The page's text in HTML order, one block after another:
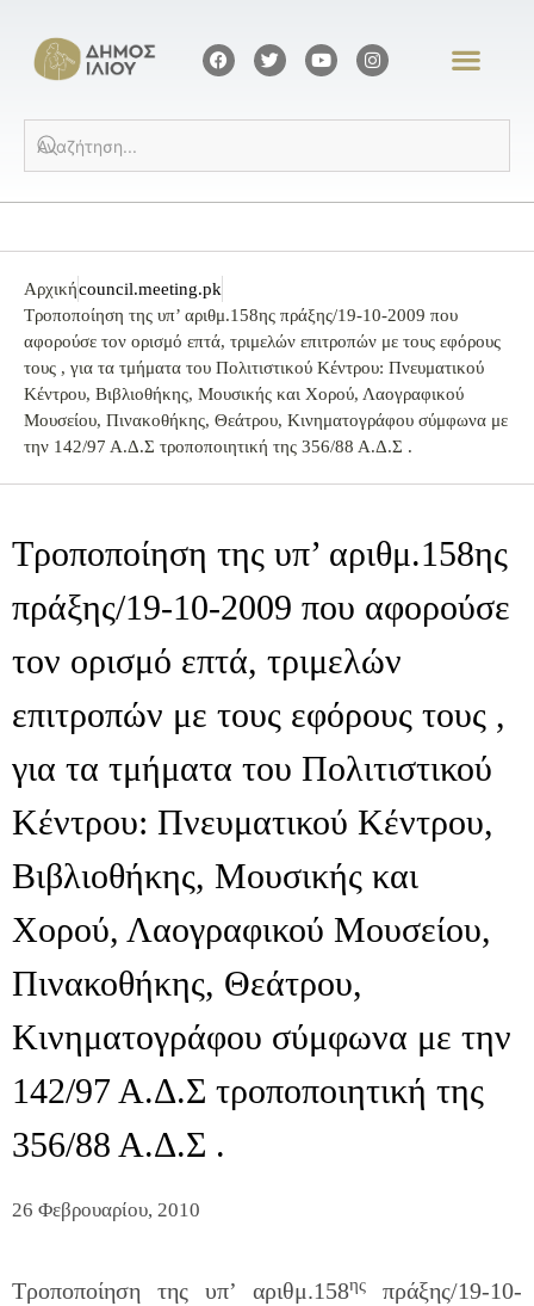
Αρχικήcouncil.meeting.pk
Τροποποίηση της υπ’ αριθμ.158ης πράξης/19-10-2009 που
αφορούσε τον ορισμό επτά, τριμελών επιτροπών με τους εφόρους
τους , για τα τμήματα του Πολιτιστικού Κέντρου: Πνευματικού
Κέντρου, Βιβλιοθήκης, Μουσικής και Χορού, Λαογραφικού
Μουσείου, Πινακοθήκης, Θεάτρου, Κινηματογράφου σύμφωνα με
την 142/97 Α.Δ.Σ τροποποιητική της 356/88 Α.Δ.Σ .
Τροποποίηση της υπ’ αριθμ.158ης
πράξης/19-10-2009 που αφορούσε
τον ορισμό επτά, τριμελών
επιτροπών με τους εφόρους τους ,
για τα τμήματα του Πολιτιστικού
Κέντρου: Πνευματικού Κέντρου,
Βιβλιοθήκης, Μουσικής και
Χορού, Λαογραφικού Μουσείου,
Πινακοθήκης, Θεάτρου,
Κινηματογράφου σύμφωνα με την
142/97 Α.Δ.Σ τροποποιητική της
356/88 Α.Δ.Σ .
26 Φεβρουαρίου, 2010
Τροποποίηση της υπ’ αριθμ.158ης
πράξης/19-10-